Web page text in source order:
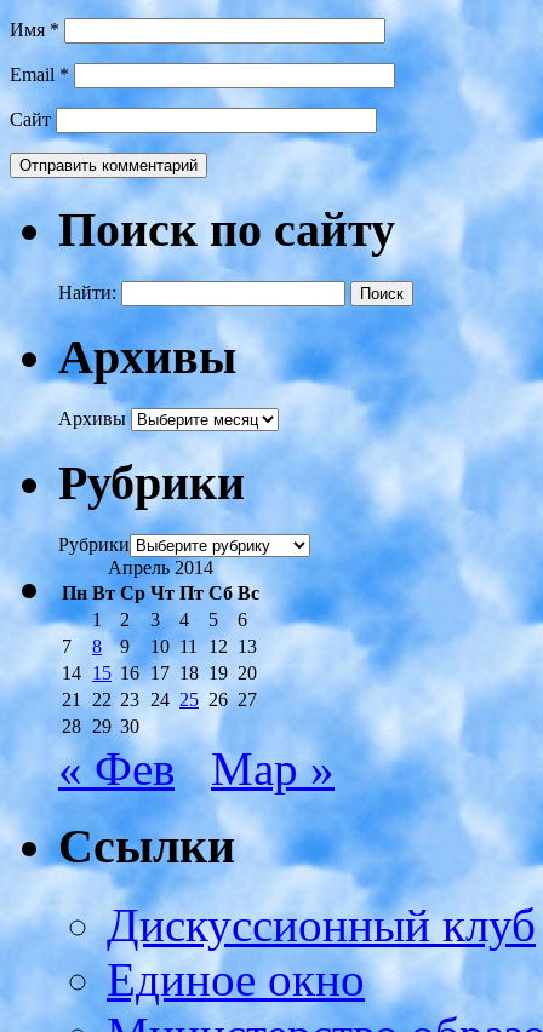
Имя *
Email *
Сайт
Поиск по сайту
Найти:
Архивы
Архивы
Рубрики
Рубрики
Апрель 2014
Пн Вт Ср Чт Пт Сб Вс
1
2 3 4 5
6
7
8 9 10 11 12 13
14 15 16 17 18 19 20
21 22 23 24 25 26 27
28 29 30
« Фев Мар »
Ссылки
Дискуссионный клуб
Единое окно